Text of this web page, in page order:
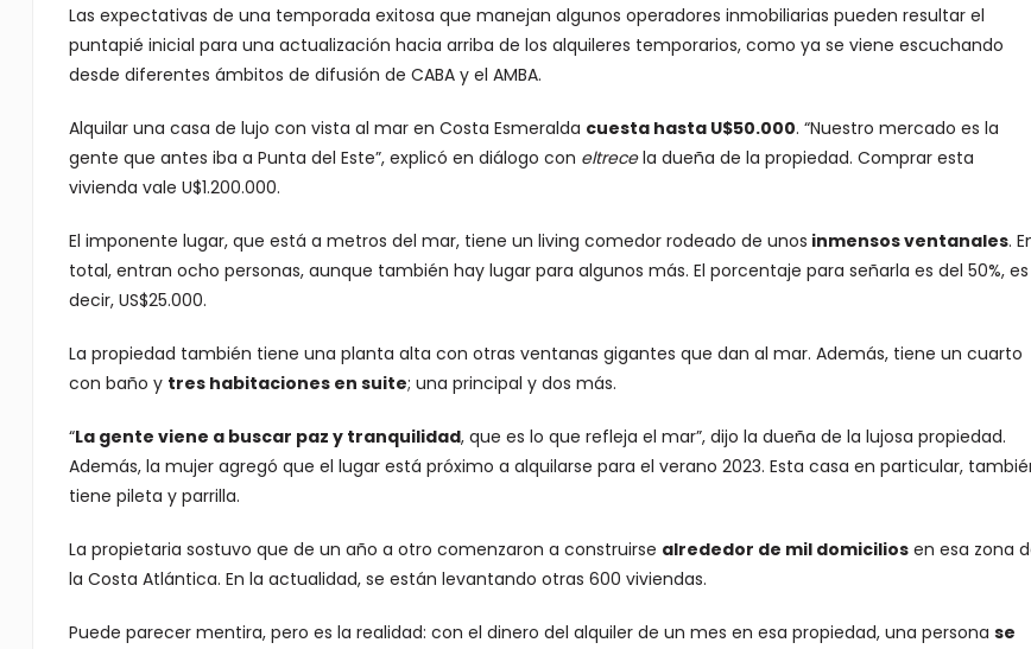
Las expectativas de una temporada exitosa que manejan algunos operadores inmobiliarias pueden resultar el
puntapié inicial para una actualización hacia arriba de los alquileres temporarios, como ya se viene escuchando
desde diferentes ámbitos de difusión de CABA y el AMBA.
Alquilar una casa de lujo con vista al mar en Costa Esmeralda cuesta hasta U$50.000. “Nuestro mercado es la
gente que antes iba a Punta del Este”, explicó en diálogo con eltrecela dueña de la propiedad. Comprar esta
vivienda vale U$1.200.000.
El imponente lugar, que está a metros del mar, tiene un living comedor rodeado de unos inmensos ventanales.
total, entran ocho personas, aunque también hay lugar para algunos más. El porcentaje para señarla es del 50%, es
decir, US$25.000.
La propiedad también tiene una planta alta con otras ventanas gigantes que dan al mar. Además, tiene un cuarto
con baño y tres habitaciones en suite; una principal y dos más.
“La gente viene a buscar paz y tranquilidad, que es lo que refleja el mar”, dijo la dueña de la lujosa propiedad.
Además, la mujer agregó que el lugar está próximo a alquilarse para el verano 2023. Esta casa en particular,
tiene pileta y parrilla.
La propietaria sostuvo que de un año a otro comenzaron a construirse alrededor de mil domiciliosen esa zona
la Costa Atlántica. En la actualidad, se están levantando otras 600 viviendas.
Puede parecer mentira, pero es la realidad: con el dinero del alquiler de un mes en esa propiedad, una persona se